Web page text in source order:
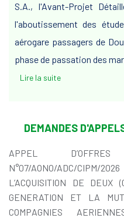
S.A., l'Avant-Projet
l'aboutissement des
aérogare passagers de
phase de passation des
Lire la suite
DEMANDES
APPEL
N°07/AONO/ADC/
L’ACQUISITION DE
GENERATION ET LA
COMPAGNIES